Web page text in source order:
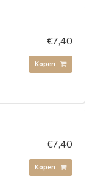
€7,40
Kopen
€7,40
Kopen